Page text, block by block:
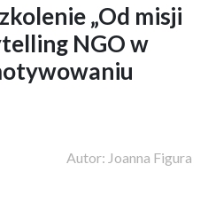
„Od misji
NGO w
Autor: Joanna Figura